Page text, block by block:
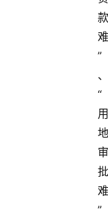
款
难
”
、
“
用
地
审
批
难
”